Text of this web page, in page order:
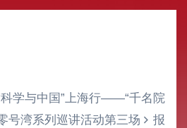
科学与中国”上海行——“千名院
号湾系列巡讲活动第三场
报